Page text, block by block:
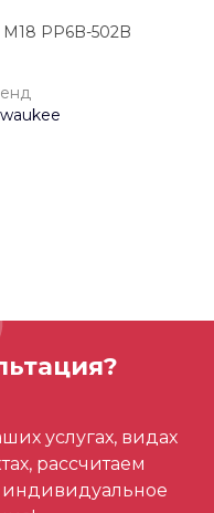
PP6B-502B
может стать
услугах, видах
рассчитаем
индивидуальное